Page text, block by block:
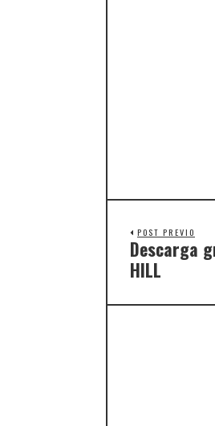
POST PREVIO
Descarga
HILL